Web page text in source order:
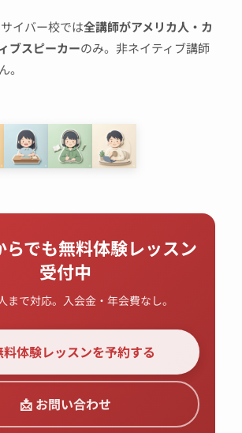
イバー校では全講師がアメリカ人・カ
ブスピーカーのみ。非ネイティブ講師
。
らでも無料体験レッスン
受付中
まで対応。入会金・年会費なし。
料体験レッスンを予約する
📩 お問い合わせ